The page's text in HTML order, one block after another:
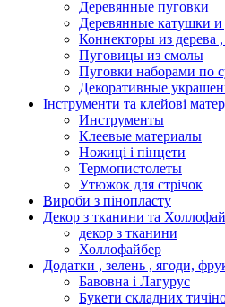
Деревянные пуговки
Деревянные катушки и
Коннекторы из
Пуговицы из смолы
Пуговки наборами по
Декоративные
Інструменти та клейові
Инструменты
Клеевые материалы
Ножиці і пінцети
Термопистолеты
Утюжок для стрічок
Вироби з пінопласту
Декор з тканини та
декор з тканини
Холлофайбер
Додатки , зелень , ягоди,
Бавовна і Лагурус
Букети складних